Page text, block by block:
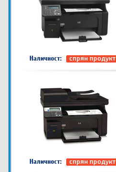
Наличност: спрян продукт
Наличност: спрян продукт